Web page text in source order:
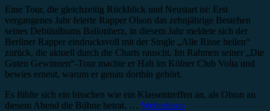
Eine Tour, die gleichzeitig Rückblick und Neustart ist: Erst
vergangenes Jahr feierte Rapper Olson das zehnjährige Bestehen
seines Debütalbums Ballonherz, in diesem Jahr meldete sich der
Berliner Rapper eindrucksvoll mit der Single „Alle Risse heilen“
zurück, die aktuell durch die Charts rauscht. Im Rahmen seiner „Die
Guten Gewinnen“-Tour machte er Halt im Kölner Club Volta und
bewies erneut, warum er genau dorthin gehört.
Es fühlte sich ein bisschen wie ein Klassentreffen an, als Olson an
diesem Abend die Bühne betrat. … Weiterlesen